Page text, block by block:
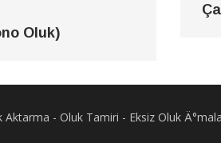
Oluk)
Aktarma - Oluk Tamiri - Eksiz Oluk